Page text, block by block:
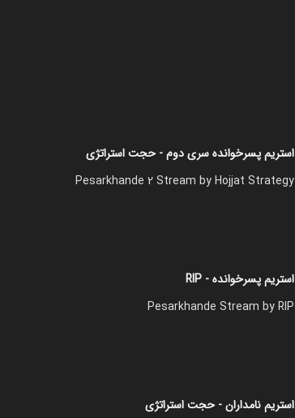
۱۲:۰۰
فصل ۱ - قسمت ۱۸
استریم پسرخوانده سری دوم - حجت استراتژی
Pesarkhande 2 Stream by Hojjat Strategy
استریم پسرخوانده - RIP
Pesarkhande Stream by RIP
استریم نامداران - حجت استراتژی